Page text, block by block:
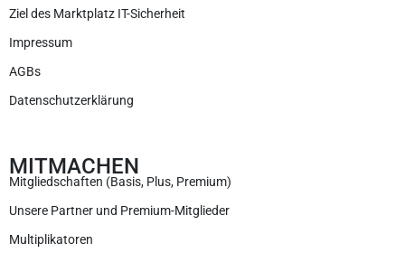
Ziel des Marktplatz IT-Sicherheit
Impressum
AGBs
Datenschutzerklärung
MITMACHEN
Mitgliedschaften (Basis, Plus, Premium)
Unsere Partner und Premium-Mitglieder
Multiplikatoren